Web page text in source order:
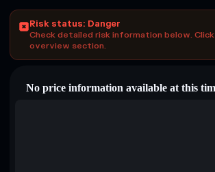
Risk status: Danger
Check detailed risk information below.
overview section.
No price information available at this